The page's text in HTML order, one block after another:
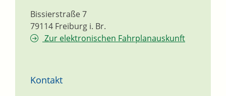
Bissierstraße 7
79114 Freiburg i. Br.
Zur elektronischen Fahrplanauskunft
Kontakt